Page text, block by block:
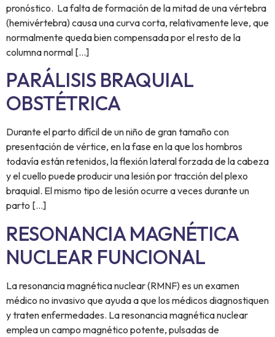
pronóstico. La falta de formación de la mitad de una vértebra
(hemivértebra) causa una curva corta, relativamente leve, que
normalmente queda bien compensada por el resto de la
columna normal […]
PARÁLISIS BRAQUIAL
OBSTÉTRICA
Durante el parto difícil de un niño de gran tamaño con
presentación de vértice, en la fase en la que los hombros
todavía están retenidos, la flexión lateral forzada de la cabeza
y el cuello puede producir una lesión por tracción del plexo
braquial. El mismo tipo de lesión ocurre a veces durante un
parto […]
RESONANCIA MAGNÉTICA
NUCLEAR FUNCIONAL
La resonancia magnética nuclear (RMNF) es un examen
médico no invasivo que ayuda a que los médicos diagnostiquen
y traten enfermedades. La resonancia magnética nuclear
emplea un campo magnético potente, pulsadas de